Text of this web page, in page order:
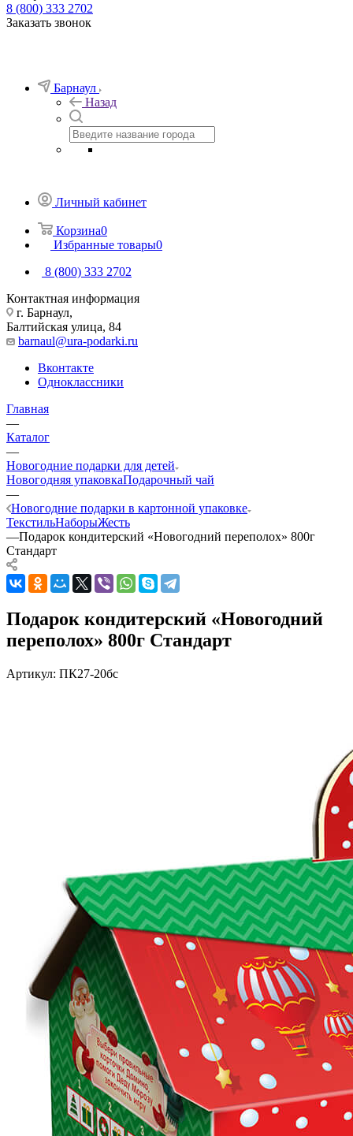
8 (800) 333 2702
Заказать звонок
Барнаул
Назад
Личный кабинет
Корзина0
Избранные товары0
8 (800) 333 2702
Контактная информация
г. Барнаул,
Балтийская улица, 84
barnaul@ura-podarki.ru
Вконтакте
Одноклассники
Главная
—
Каталог
—
Новогодние подарки для детей
Новогодняя упаковкаПодарочный чай
—
Новогодние подарки в картонной упаковке
ТекстильНаборыЖесть
—Подарок кондитерский «Новогодний переполох» 800г
Стандарт
Подарок кондитерский «Новогодний
переполох» 800г Стандарт
Артикул: ПК27-20бс